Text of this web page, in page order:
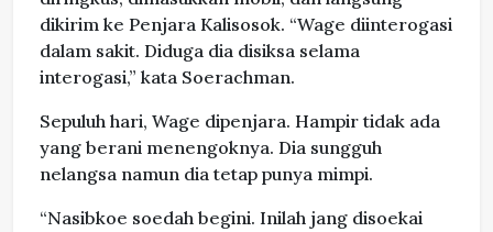
dikirim ke Penjara Kalisosok. “Wage diinterogasi
dalam sakit. Diduga dia disiksa selama
interogasi,” kata Soerachman.
Sepuluh hari, Wage dipenjara. Hampir tidak ada
yang berani menengoknya. Dia sungguh
nelangsa namun dia tetap punya mimpi.
“Nasibkoe soedah begini. Inilah jang disoekai